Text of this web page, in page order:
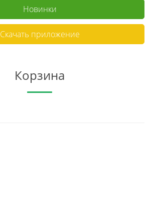
Новинки
Скачать приложение
Корзина